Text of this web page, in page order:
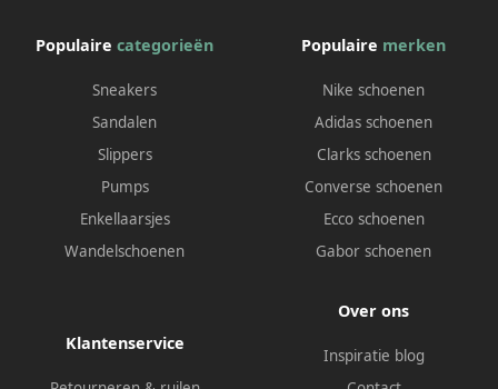
Populaire categorieën
Sneakers
Sandalen
Slippers
Pumps
Enkellaarsjes
Wandelschoenen
Populaire merken
Nike schoenen
Adidas schoenen
Clarks schoenen
Converse schoenen
Ecco schoenen
Gabor schoenen
Klantenservice
Over ons
Inspiratie blog